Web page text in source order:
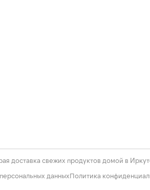
доставка свежих продуктов домой в
данныхПолитика